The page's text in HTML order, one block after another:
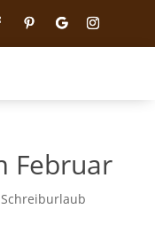
Februar
Schreiburlaub